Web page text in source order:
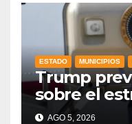
ESTADO MUNICIPIOS
Trump
sobre el
esta misma
AGO 5, 2026